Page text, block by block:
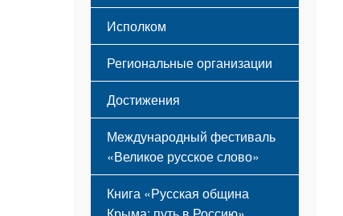
Исполком
Региональные организации
Достижения
Международный фестиваль
«Великое русское слово»
Книга «Русская община